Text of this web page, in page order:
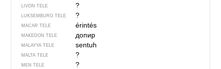
LIVON TELE ?
LUKSEMBURG TELE ?
MACAR TELE érintés
MAKEDON TELE допир
MALAYYA TELE sentuh
MALTA TELE ?
MEN TELE ?